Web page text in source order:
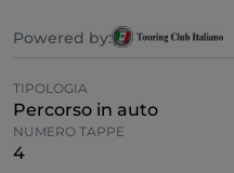
Powered by:
TIPOLOGIA
Percorso in auto
NUMERO TAPPE
4